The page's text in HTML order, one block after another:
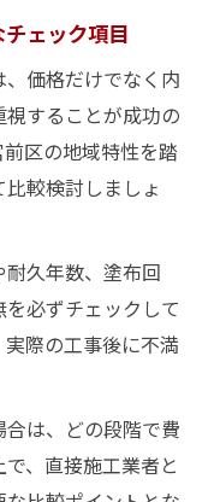
ェック項目
価格だけでなく内
することが成功の
区の地域特性を踏
較検討しましょ
久年数、塗布回
必ずチェックして
際の工事後に不満
は、どの段階で費
、直接施工業者と